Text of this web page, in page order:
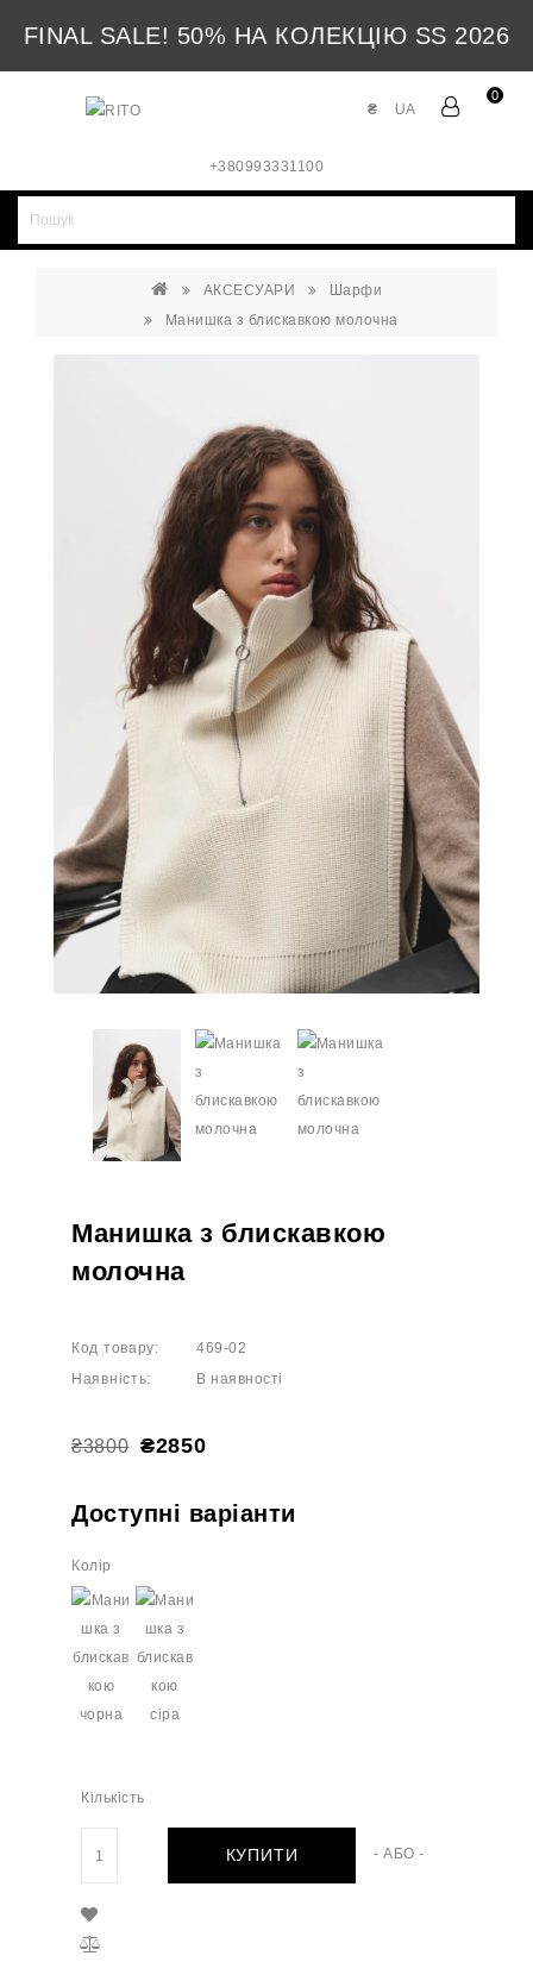
FINAL SALE! 50% НА КОЛЕКЦІЮ SS 2026
0
UA
₴
+380993331100
АКСЕСУАРИ
Шарфи
Манишка з блискавкою молочна
Манишка з блискавкою
молочна
Код товару:
469-02
Наявність:
В наявності
₴3800 ₴2850
Доступні варіанти
Колір
Кількість
КУПИТИ - АБО -